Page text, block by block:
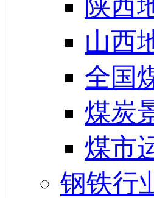
陕西
山西
全国
煤炭
煤市
钢铁行